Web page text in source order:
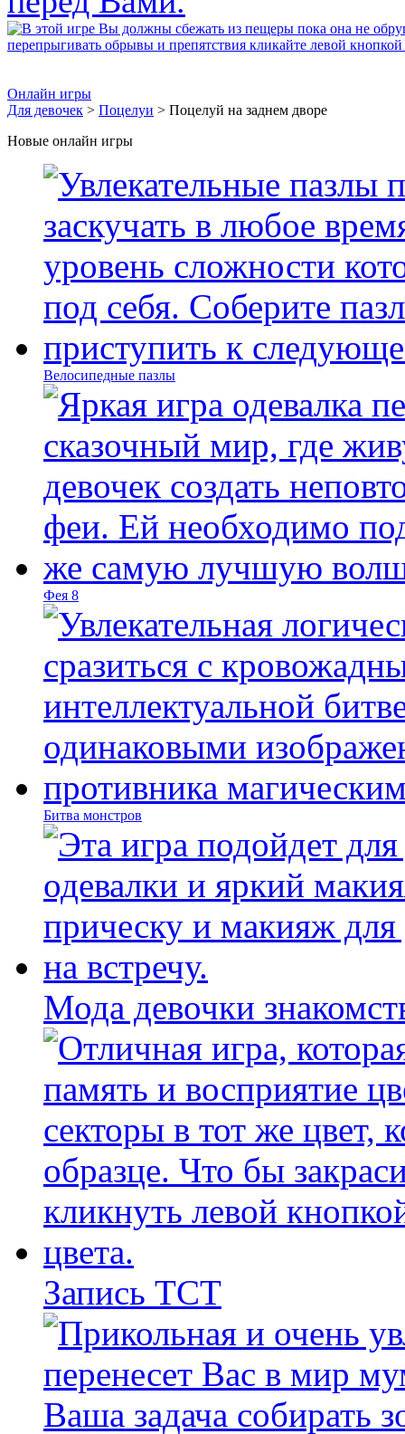
Онлайн игры
Для девочек > Поцелуи > Поцелуй на заднем дворе
Новые онлайн игры
Велосипедные пазлы
Фея 8
Битва монстров
Мода девочки
Запись ТСТ